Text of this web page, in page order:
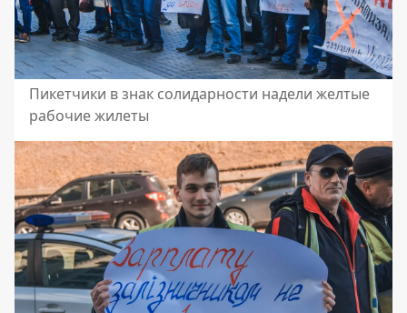
Пикетчики в знак солидарности надели желтые
рабочие жилеты